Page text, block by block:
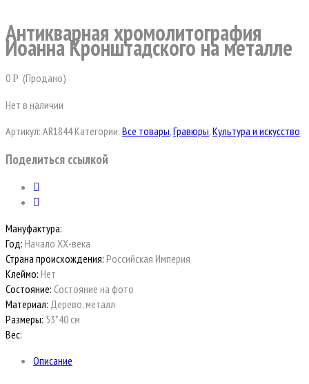
Антикварная хромолитография
Иоанна Кронштадского на металле
0Р (Продано)
Нет в наличии
Артикул: AR1844 Категории: Все товары,Гравюры,Культура и искусство
Поделиться ссылкой
Мануфактура:
Год: Начало ХХ-века
Страна происхождения: Российская Империя
Клеймо: Нет
Состояние: Состояние на фото
Материал: Дерево, металл
Размеры: 53*40 см
Вес:
Описание